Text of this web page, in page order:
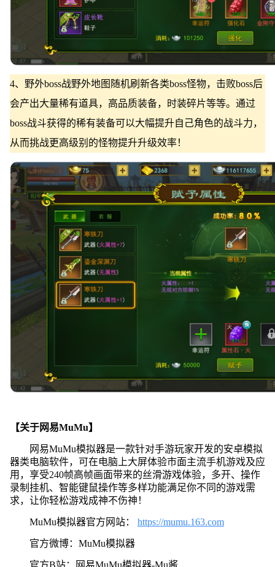
4、野外boss战野外地图随机刷新各类boss怪物，击败boss后
会产出大量稀有道具，高品质装备，时装碎片等等。通过
boss战斗获得的稀有装备可以大幅提升自己角色的战斗力，
从而挑战更高级别的怪物提升升级效率！
【关于网易MuMu】
网易MuMu模拟器是一款针对手游玩家开发的安卓模拟
器类电脑软件，可在电脑上大屏体验市面主流手机游戏及应
用，享受240帧高帧画面带来的丝滑游戏体验，多开、操作
录制挂机、智能键鼠操作等多样功能满足你不同的游戏需
求，让你轻松游戏成神不伤神！
MuMu模拟器官方网站： https://mumu.163.com
官方微博：MuMu模拟器